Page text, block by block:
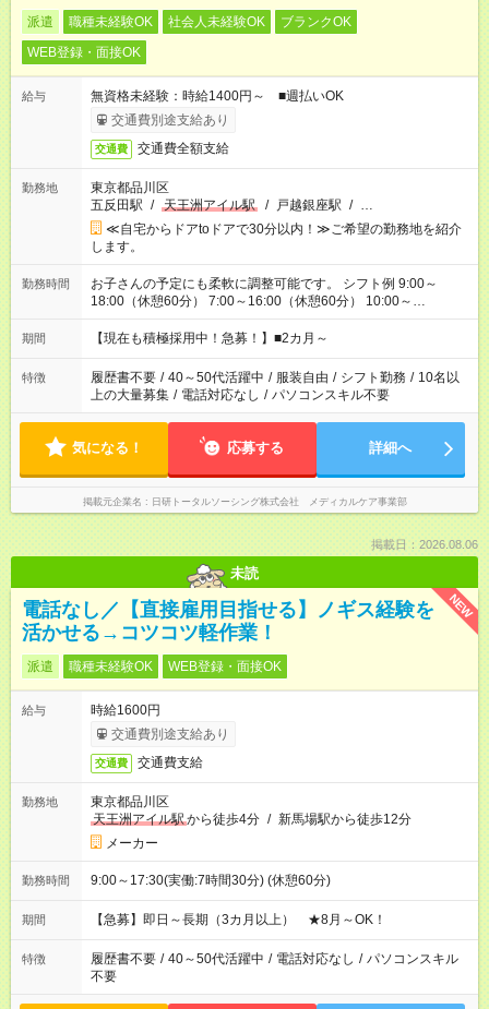
派遣 職種未経験OK 社会人未経験OK
ブランクOK
WEB登録・面接OK
給与
無資格未経験：時給1400円～ ■週払いOK
交通費別途支給あり
交通費 交通費全額支給
勤務地
東京都品川区
五反田駅 / 天王洲アイル駅 / 戸越銀座駅 / …
≪自宅からドアtoドアで30分以内！≫ご希望の勤務地を紹介
します。
勤務時間
お子さんの予定にも柔軟に調整可能です。 シフト例 9:00～
18:00（休憩60分） 7:00～16:00（休憩60分） 10:00～
19:00（休憩60分） ※Wワーク希望の方へ 今ご覧のお仕事で希
望する勤務時間と、もう1つのお仕事の勤務時間の合計が 週40
期間 【現在も積極採用中！急募！】■2カ月～
特徴 履歴書不要 / 40～50代活躍中 / 服装自由 / シフト勤務 / 10名以
上の大量募集 / 電話対応なし / パソコンスキル不要
気になる！ 応募する 詳細へ
掲載元企業名 日研トータルソーシング株式会社 メディカルケア事業部
掲載日：2026.08.06
未読
NEW
電話なし／【直接雇用目指せる】ノギス経験を
活かせる→コツコツ軽作業！
派遣 職種未経験OK WEB登録・面接OK
給与
時給1600円
交通費別途支給あり
交通費 交通費支給
勤務地
東京都品川区
天王洲アイル駅から徒歩4分 / 新馬場駅から徒歩12分
メーカー
勤務時間 9:00～17:30(実働:7時間30分) (休憩60分)
期間 【急募】即日～長期（3カ月以上） ★8月～OK！
特徴 履歴書不要 / 40～50代活躍中 / 電話対応なし / パソコンスキル
不要